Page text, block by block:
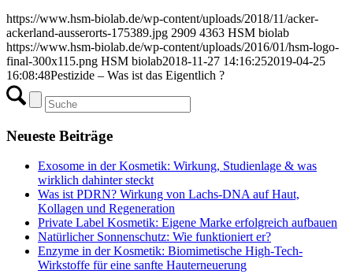
https://www.hsm-biolab.de/wp-content/uploads/2018/11/acker-
ackerland-ausserorts-175389.jpg 2909 4363 HSM biolab
https://www.hsm-biolab.de/wp-content/uploads/2016/01/hsm-logo-
final-300x115.png HSM biolab2018-11-27 14:16:252019-04-25
16:08:48Pestizide – Was ist das Eigentlich ?
Neueste Beiträge
Exosome in der Kosmetik: Wirkung, Studienlage & was
wirklich dahinter steckt
Was ist PDRN? Wirkung von Lachs-DNA auf Haut,
Kollagen und Regeneration
Private Label Kosmetik: Eigene Marke erfolgreich aufbauen
Natürlicher Sonnenschutz: Wie funktioniert er?
Enzyme in der Kosmetik: Biomimetische High-Tech-
Wirkstoffe für eine sanfte Hauterneuerung